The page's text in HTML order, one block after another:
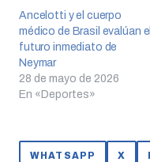
Ancelotti y el cuerpo
médico de Brasil evalúan el
futuro inmediato de
Neymar
28 de mayo de 2026
En «Deportes»
WHATSAPP X